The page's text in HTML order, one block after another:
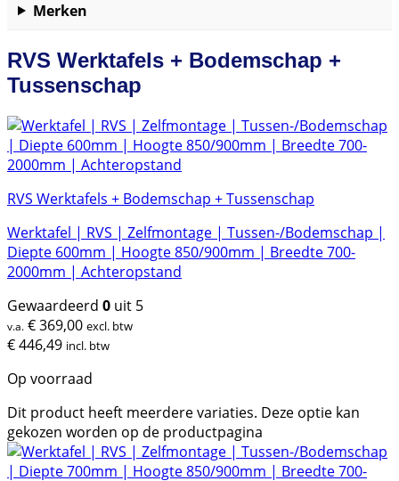
Merken
RVS Werktafels + Bodemschap +
Tussenschap
RVS Werktafels + Bodemschap + Tussenschap
Werktafel | RVS | Zelfmontage | Tussen-/Bodemschap |
Diepte 600mm | Hoogte 850/900mm | Breedte 700-
2000mm | Achteropstand
Gewaardeerd 0 uit 5
v.a. €369,00 excl. btw
€446,49 incl. btw
Op voorraad
Dit product heeft meerdere variaties. Deze optie kan
gekozen worden op de productpagina